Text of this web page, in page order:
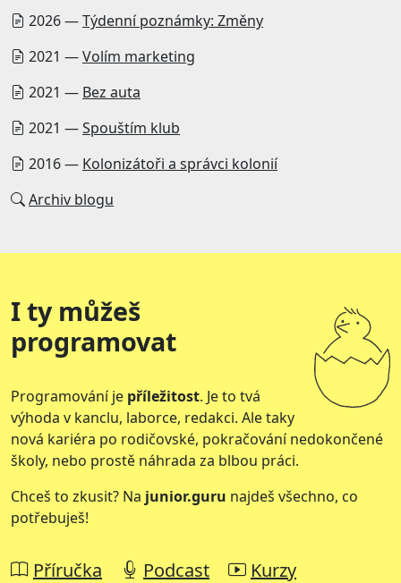
2026 —Týdenní poznámky: Změny
2021 —Volím marketing
2021 — Bez auta
2021 —Spouštím klub
2016 — Kolonizátoři a správci kolonií
Archiv blogu
I ty můžeš
programovat
Programování je příležitost. Je to tvá
výhoda v kanclu, laborce, redakci. Ale taky
nová kariéra po rodičovské, pokračování nedokončené
školy, nebo prostě náhrada za blbou práci.
Chceš to zkusit? Na junior.guru najdeš všechno, co
potřebuješ!
Příručka Podcast Kurzy